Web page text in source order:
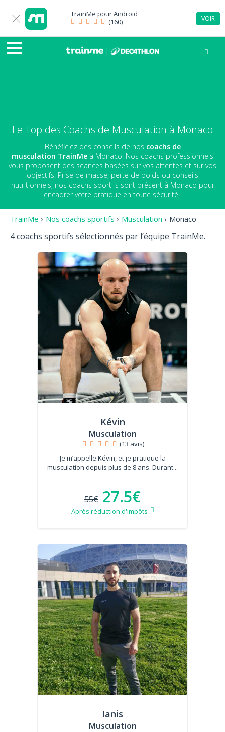
TrainMe pourAndroid
(160)
VOIR
Le Top des Coachs de Musculation à Monaco
Bénéficiez des conseils de nos coachs de
musculation TrainMe à Monaco. Nos coachs professionnels
vous proposent des séances basées sur vos attentes et sur vos
objectifs. Prise de masse, perte de poids ou conseils
nutritionnels, nos coachs sportifs sont présent à Monaco pour
encadrer votre pratique en toute sécurité.
TrainMe › Nos coachs sportifs › Musculation › Monaco
4 coachs sportifs sélectionnés par l’équipe TrainMe.
Kévin
Musculation
(13 avis)
Je m’appelle Kévin, et je pratique la
musculation depuis plus de 8 ans. Durant...
55€ 27.5€
Après réduction d'impôts
Ianis
Musculation